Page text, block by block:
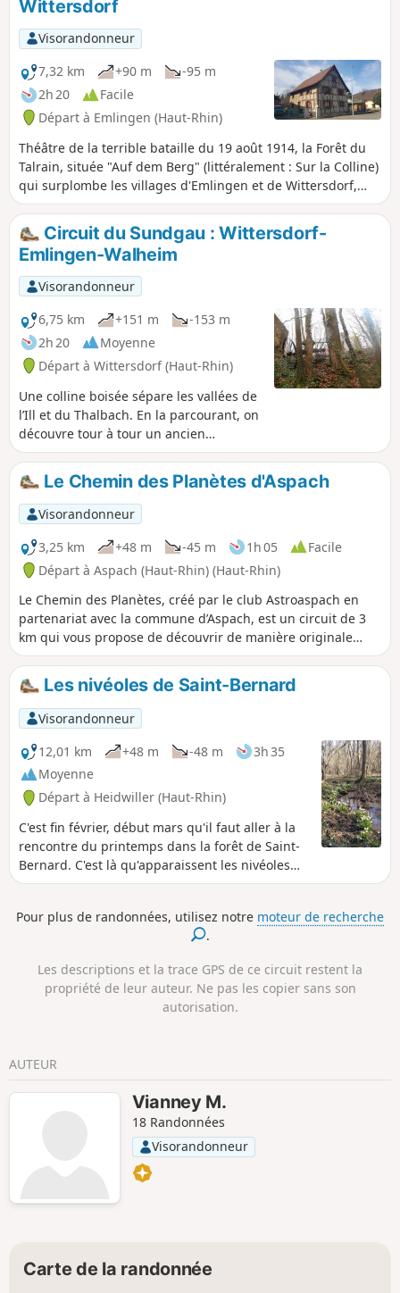
colline qui offre un point de vue
exceptionnel sur la région. Ajoutez à
cela un petit sentier de découverte, des
chemins de forêt variés et vous
obtiendrez le cocktail parfait pour une
balade réussie !
Wittersdorf
Visorandonneur
7,32 km
+90 m
-95 m
2h 20
Facile
Départ à Emlingen (Haut-Rhin)
Théâtre de la terrible bataille du 19 août 1914, la Forêt du
Talrain, située "Auf dem Berg" (littéralement : Sur la Colline)
qui surplombe les villages d'Emlingen et de Wittersdorf,
offre des points de vue sur Altkirch et la Forêt Noire et vous
en apprendra davantage sur des acteurs de cette bataille
via le Sentier de la mémoire que ce parcours emprunte en
partie.
Circuit du Sundgau : Wittersdorf-
Emlingen-Walheim
Visorandonneur
6,75 km
+151 m
-153 m
2h 20
Moyenne
Départ à Wittersdorf (Haut-Rhin)
Une colline boisée sépare les vallées de
l’Ill et du Thalbach. En la parcourant, on
découvre tour à tour un ancien
vignoble, une carrière marquée par un
drame, un sentier botanique et l’histoire
d’un infortuné général. Lorsqu’on atteint
les fours à chaux d’Emlingen, c’est le
XIXe siècle qui surgit soudain, figé dans
la pierre et le fer.
Le Chemin des Planètes d'Aspach
Visorandonneur
3,25 km
+48 m -45 m 1h 05
Facile
Départ à Aspach (Haut-Rhin) (Haut-Rhin)
Le Chemin des Planètes, créé par le club Astroaspach en
partenariat avec la commune d’Aspach, est un circuit de 3
km qui vous propose de découvrir de manière originale
notre système solaire grâce à des panneaux pédagogiques
représentant à l'échelle la distance entre les planètes : 1
mètre parcouru représente 2 100 000 km dans l’espace. Du
Soleil jusqu’à Neptune, quel voyage !Tout au long du
chemin, vous pourrez également apprécier la promenade
dans la forêt de la Litten, sa chapelle (1862) puis les abords
champêtres du village, marcher dans les ruelles d’Aspach
pour traverser en fin de parcours le Jardin des Libellules
(jardin communal dédié à la préservation de l’eau et à la
biodiversité).
Les nivéoles de Saint-Bernard
Visorandonneur
12,01 km
+48 m -48 m
3h 35
Moyenne
Départ à Heidwiller (Haut-Rhin)
C'est fin février, début mars qu'il faut aller à la
rencontre du printemps dans la forêt de Saint-
Bernard. C'est là qu'apparaissent les nivéoles
signalant la fin de l'hiver.
Pour plus de randonnées, utilisez notre moteur de recherche
.
Les descriptions et la trace GPS de ce circuit restent la
propriété de leur auteur. Ne pas les copier sans son
autorisation.
AUTEUR
Vianney M.
18 Randonnées
Visorandonneur
Carte de la randonnée